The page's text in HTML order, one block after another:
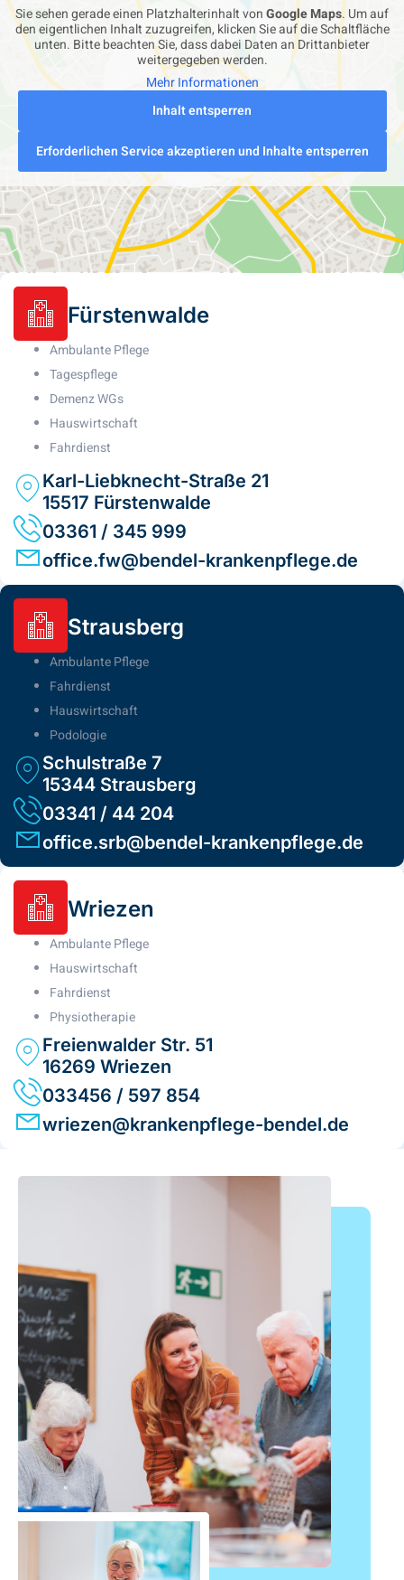
Sie sehen gerade einen Platzhalterinhalt vonGoogle Maps. Um auf
den eigentlichen Inhalt zuzugreifen, klicken Sie auf die Schaltfläche
unten. Bitte beachten Sie, dass dabei Daten an Drittanbieter
weitergegeben werden.
Mehr Informationen
Inhalt entsperren
Erforderlichen Service akzeptieren und Inhalte entsperren
Fürstenwalde
Ambulante Pflege
Tagespflege
Demenz WGs
Hauswirtschaft
Fahrdienst
Karl-Liebknecht-Straße 21
15517 Fürstenwalde
03361 / 345 999
office.fw@bendel-krankenpflege.de
Strausberg
Ambulante Pflege
Fahrdienst
Hauswirtschaft
Podologie
Schulstraße 7
15344 Strausberg
03341 / 44 204
office.srb@bendel-krankenpflege.de
Wriezen
Ambulante Pflege
Hauswirtschaft
Fahrdienst
Physiotherapie
Freienwalder Str. 51
16269 Wriezen
033456 / 597 854
wriezen@krankenpflege-bendel.de